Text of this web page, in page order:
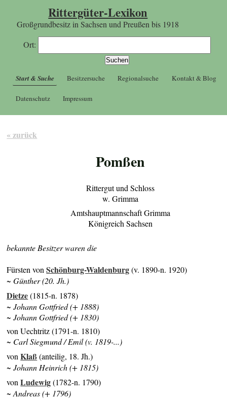
Rittergüter-Lexikon
Großgrundbesitz in Sachsen und Preußen bis 1918
Ort:
Start & Suche Besitzersuche Regionalsuche Kontakt & Blog
Datenschutz Impressum
« zurück
Pomßen
Rittergut und Schloss
w. Grimma
Amtshauptmannschaft Grimma
Königreich Sachsen
bekannte Besitzer waren die
Fürsten vonSchönburg-Waldenburg(v. 1890-n. 1920)
~ Günther (20. Jh.)
Dietze(1815-n. 1878)
~ Johann Gottfried (+ 1888)
~ Johann Gottfried (+ 1830)
von Uechtritz (1791-n. 1810)
~ Carl Siegmund / Emil (v. 1819-...)
vonKlaß(anteilig, 18. Jh.)
~ Johann Heinrich (+ 1815)
vonLudewig(1782-n. 1790)
~ Andreas (+ 1796)